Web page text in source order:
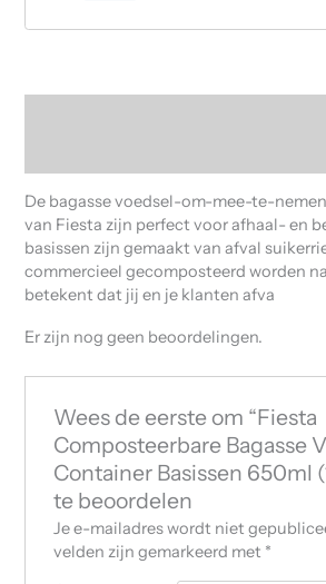
De bagasse voedsel-om-mee-te-
van Fiesta zijn perfect voor afhaal- en
basissen zijn gemaakt van afval
commercieel gecomposteerd worden
betekent dat jij en je klanten afva
Er zijn nog geen beoordelingen.
Wees de eerste om “Fiesta
Composteerbare Bagasse
Container Basissen 650ml
te beoordelen
Je e-mailadres wordt niet
velden zijn gemarkeerd met *